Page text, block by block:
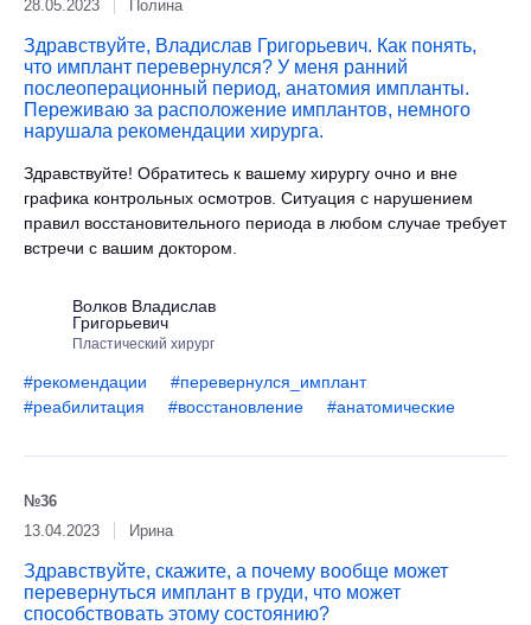
28.05.2023 Полина
Здравствуйте, Владислав Григорьевич. Как понять,
что имплант перевернулся? У меня ранний
послеоперационный период, анатомия импланты.
Переживаю за расположение имплантов, немного
нарушала рекомендации хирурга.
Здравствуйте! Обратитесь к вашему хирургу очно и вне
графика контрольных осмотров. Ситуация с нарушением
правил восстановительного периода в любом случае требует
встречи с вашим доктором.
Волков Владислав
Григорьевич
Пластический хирург
#рекомендации
#перевернулся_имплант
#реабилитация
#восстановление #анатомические
№36
13.04.2023
Ирина
Здравствуйте, скажите, а почему вообще может
перевернуться имплант в груди, что может
способствовать этому состоянию?